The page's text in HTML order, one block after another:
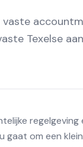
Texelse
gaat om een